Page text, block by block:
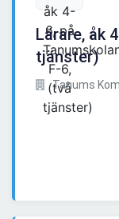
Lärare, åk
tjänster)
Tanums